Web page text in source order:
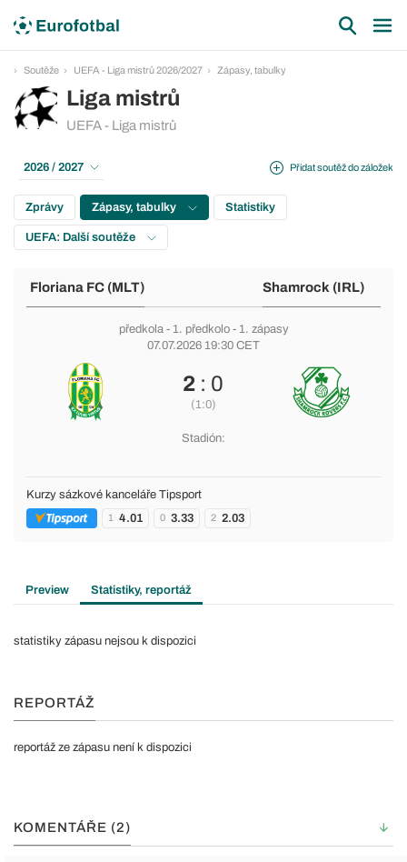
Soutěže UEFA - Liga mistrů 2026/2027 Zápasy, tabulky
Liga mistrů
UEFA - Liga mistrů
Přidat soutěž do záložek
2026 / 2027
Zprávy Zápasy, tabulky Statistiky
UEFA: Další soutěže
Floriana FC (MLT) Shamrock (IRL)
předkola- 1. předkolo- 1. zápasy
07.07.2026 19:30 CET
2 : 0
(1:0)
Stadión:
Kurzy sázkové kanceláře Tipsport
1 4.01 0 3.33 2 2.03
Preview Statistiky, reportáž
statistiky zápasu nejsou k dispozici
REPORTÁŽ
reportáž ze zápasu není k dispozici
KOMENTÁŘE (2)